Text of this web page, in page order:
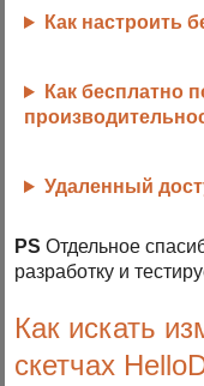
Как настроить
Как бесплатно
Удаленный
PS Отдельное
разработку и
Как искать
скетчах